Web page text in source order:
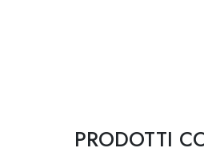
PRODOTTI